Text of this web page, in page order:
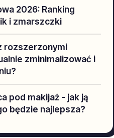
2026: Ranking
i zmarszczki
rozszerzonymi
zminimalizować i
pod makijaż - jak ją
będzie najlepsza?